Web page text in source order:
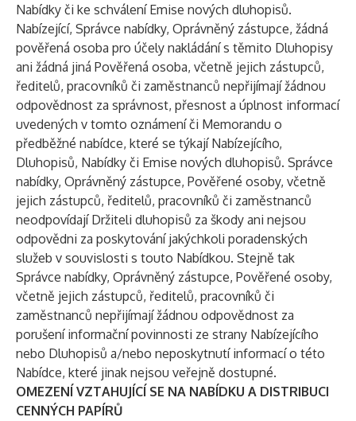
Nabídky či ke schválení Emise nových dluhopisů.
Nabízející, Správce nabídky, Oprávněný zástupce, žádná
pověřená osoba pro účely nakládání s těmito Dluhopisy
ani žádná jiná Pověřená osoba, včetně jejich zástupců,
ředitelů, pracovníků či zaměstnanců nepřijímají žádnou
odpovědnost za správnost, přesnost a úplnost informací
uvedených v tomto oznámení či Memorandu o
předběžné nabídce, které se týkají Nabízejícího,
Dluhopisů, Nabídky či Emise nových dluhopisů. Správce
nabídky, Oprávněný zástupce, Pověřené osoby, včetně
jejich zástupců, ředitelů, pracovníků či zaměstnanců
neodpovídají Držiteli dluhopisů za škody ani nejsou
odpovědni za poskytování jakýchkoli poradenských
služeb v souvislosti s touto Nabídkou. Stejně tak
Správce nabídky, Oprávněný zástupce, Pověřené osoby,
včetně jejich zástupců, ředitelů, pracovníků či
zaměstnanců nepřijímají žádnou odpovědnost za
porušení informační povinnosti ze strany Nabízejícího
nebo Dluhopisů a/nebo neposkytnutí informací o této
Nabídce, které jinak nejsou veřejně dostupné.
OMEZENÍ VZTAHUJÍCÍ SE NA NABÍDKU A DISTRIBUCI
CENNÝCH PAPÍRŮ